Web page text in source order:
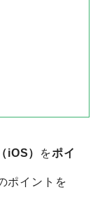
iOS） をポイ
ポイントを